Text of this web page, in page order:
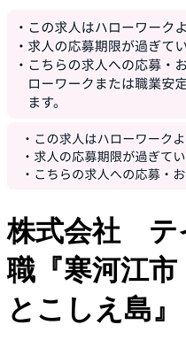
株式会社 テ
職『寒河江
とこしえ島』